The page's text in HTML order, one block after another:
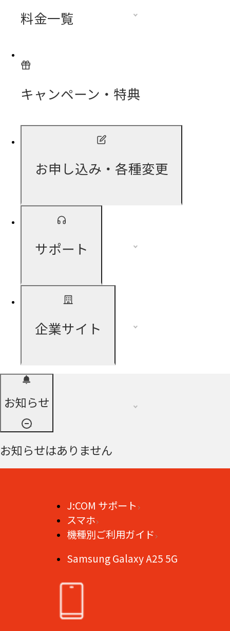
料金一覧
キャンペーン・特典
お申し込み・各種変更
サポート
企業サイト
お知らせ
お知らせはありません
J:COM サポート
スマホ
機種別ご利用ガイド
Samsung Galaxy A25 5G